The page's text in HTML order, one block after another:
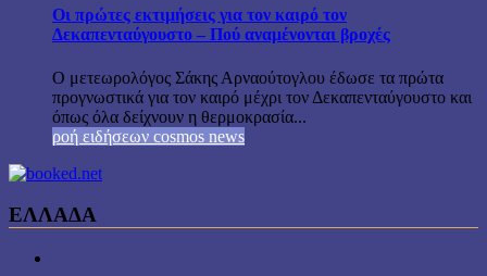
Οι πρώτες εκτιμήσεις για τον καιρό τον
Δεκαπενταύγουστο – Πού αναμένονται βροχές
Ο μετεωρολόγος Σάκης Αρναούτογλου έδωσε τα πρώτα
προγνωστικά για τον καιρό μέχρι τον Δεκαπενταύγουστο και
όπως όλα δείχνουν η θερμοκρασία...
ροή ειδήσεων cosmos news
ΕΛΛΑΔΑ